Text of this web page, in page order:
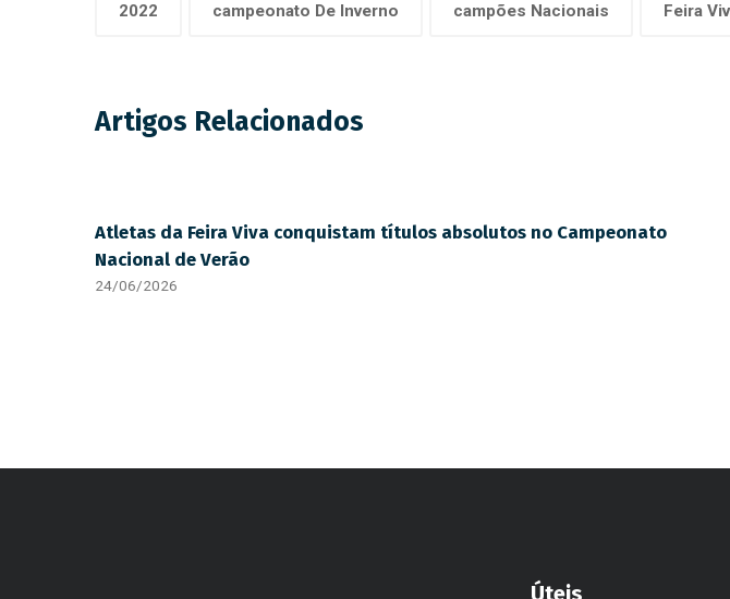
2022 campeonato De Inverno campões Nacionais Feira
Artigos Relacionados
Atletas da Feira Viva conquistam títulos absolutos no Campeonato
Nacional de Verão
24/06/2026
Úteis